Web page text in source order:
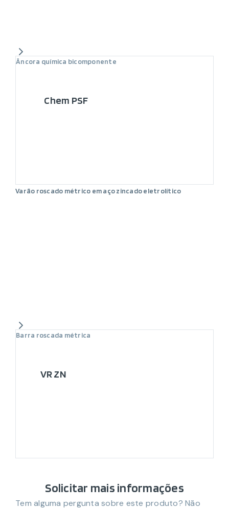
Âncora química bicomponente
Chem PSF
Varão roscado métrico em aço zincado eletrolítico
Barra roscada métrica
VR ZN
Solicitar mais informações
Tem alguma pergunta sobre este produto? Não